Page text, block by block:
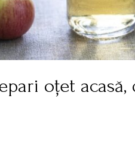
oțet acasă,